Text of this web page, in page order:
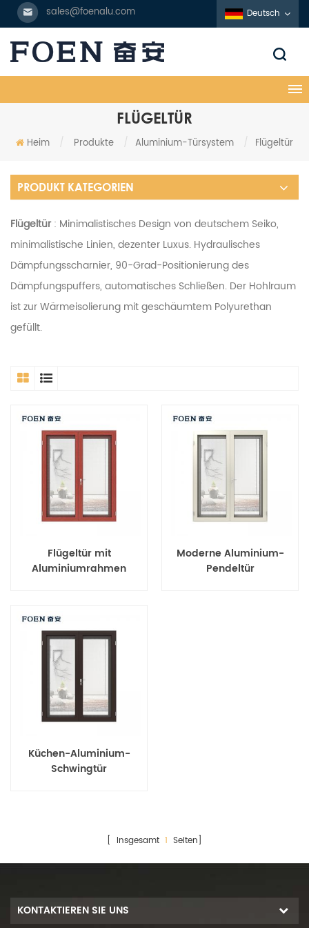
sales@foenalu.com Deutsch
FLÜGELTÜR
Heim / Produkte / Aluminium-Türsystem / Flügeltür
PRODUKT KATEGORIEN
Flügeltür: Minimalistisches Design von deutschem Seiko,
minimalistische Linien, dezenter Luxus. Hydraulisches
Dämpfungsscharnier, 90-Grad-Positionierung des
Dämpfungspuffers, automatisches Schließen. Der Hohlraum
ist zur Wärmeisolierung mit geschäumtem Polyurethan
gefüllt.
Flügeltür mit
Aluminiumrahmen
Moderne Aluminium-
Pendeltür
Küchen-Aluminium-
Schwingtür
[ Insgesamt 1 Seiten]
KONTAKTIEREN SIE UNS